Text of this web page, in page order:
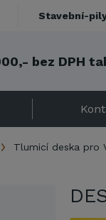
bez DPH
Tlumicí deska pro
Stavební-